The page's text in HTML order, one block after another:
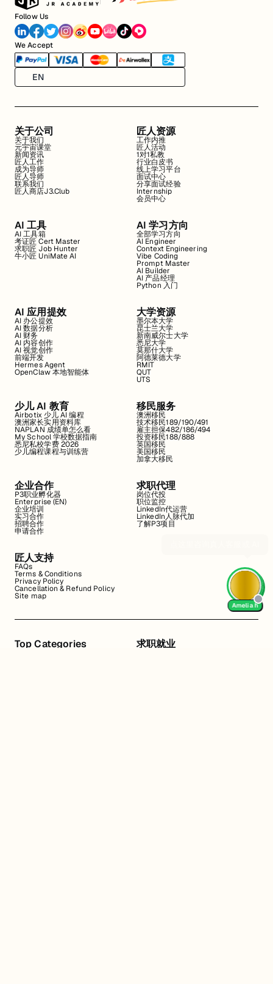
Follow Us
We Accept
EN
关于公司
关于我们
元宇宙课堂
新闻资讯
匠人工作
成为导师
匠人导师
联系我们
匠人商店J3.Club
匠人资源
工作内推
匠人活动
1对1私教
行业白皮书
线上学习平台
面试中心
分享面试经验
Internship
会员中心
AI 工具
AI 工具箱
考证匠 Cert Master
求职匠 Job Hunter
牛小匠 UniMate AI
AI 学习方向
全部学习方向
AI Engineer
Context Engineering
Vibe Coding
Prompt Master
AI Builder
AI 产品经理
Python 入门
AI 应用提效
AI 办公提效
AI 数据分析
AI 财务
AI 内容创作
AI 视觉创作
前端开发
Hermes Agent
OpenClaw 本地智能体
大学资源
墨尔本大学
昆士兰大学
新南威尔士大学
悉尼大学
莫那什大学
阿德莱德大学
RMIT
QUT
UTS
少儿 AI 教育
Airbotix 少儿 AI 编程
澳洲家长实用资料库
NAPLAN 成绩单怎么看
My School 学校数据指南
悉尼私校学费 2026
少儿编程课程与训练营
移民服务
澳洲移民
技术移民189/190/491
雇主担保482/186/494
投资移民188/888
英国移民
美国移民
加拿大移民
企业合作
P3职业孵化器
Enterprise (EN)
企业培训
实习合作
招聘合作
申请合作
求职代理
岗位代投
职位监控
LinkedIn代运营
LinkedIn人脉代加
了解P3项目
匠人支持
FAQs
Terms & Conditions
Privacy Policy
Cancellation & Refund Policy
Site map
Top Categories 求职就业
Amelia h